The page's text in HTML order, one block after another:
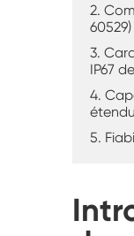
Chambre
Équipement
2.
60529)
3.
IP67
4.
5.